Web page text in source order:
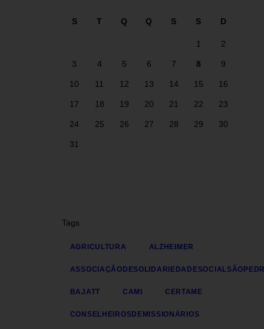
S T Q Q S S D
1 2
3 4 5 6 7 8 9
10 11 12 13 14 15 16
17 18 19 20 21 22 23
24 25 26 27 28 29 30
31
Tags
AGRICULTURA ALZHEIMER
BAJATT CAMI CERTAME
CONSELHEIROSDEMISSIONÁRIOS